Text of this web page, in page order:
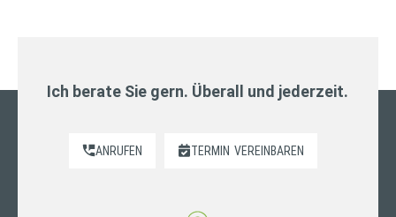
Ich berate Sie gern. Überall und jederzeit.
ANRUFEN TERMIN VEREINBAREN